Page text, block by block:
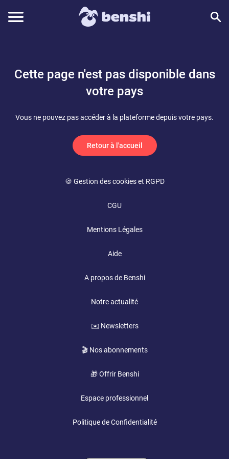
Cette page n'est pas disponible dans
votre pays
Vous ne pouvez pas accéder à la plateforme depuis votre pays.
Retour à l'accueil
🍪 Gestion des cookies et RGPD
CGU
Mentions Légales
Aide
A propos de Benshi
Notre actualité
✉️ Newsletters
🎬 Nos abonnements
🎁 Offrir Benshi
Espace professionnel
Politique de Confidentialité